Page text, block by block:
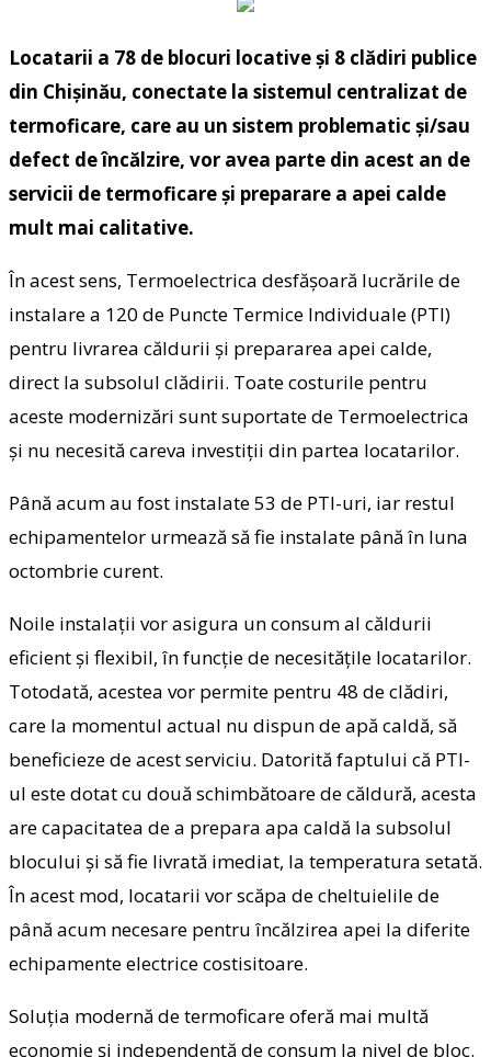
Locatarii a 78 de blocuri locative și 8 clădiri publice
din Chișinău, conectate la sistemul centralizat de
termoficare, care au un sistem problematic și/sau
defect de încălzire, vor avea parte din acest an de
servicii de termoficare și preparare a apei calde
mult mai calitative.
În acest sens, Termoelectrica desfășoară lucrările de
instalare a 120 de Puncte Termice Individuale (PTI)
pentru livrarea căldurii și prepararea apei calde,
direct la subsolul clădirii. Toate costurile pentru
aceste modernizări sunt suportate de Termoelectrica
și nu necesită careva investiții din partea locatarilor.
Până acum au fost instalate 53 de PTI-uri, iar restul
echipamentelor urmează să fie instalate până în luna
octombrie curent.
Noile instalații vor asigura un consum al căldurii
eficient și flexibil, în funcție de necesitățile locatarilor.
Totodată, acestea vor permite pentru 48 de clădiri,
care la momentul actual nu dispun de apă caldă, să
beneficieze de acest serviciu. Datorită faptului că PTI-
ul este dotat cu două schimbătoare de căldură, acesta
are capacitatea de a prepara apa caldă la subsolul
blocului și să fie livrată imediat, la temperatura setată.
În acest mod, locatarii vor scăpa de cheltuielile de
până acum necesare pentru încălzirea apei la diferite
echipamente electrice costisitoare.
Soluția modernă de termoficare oferă mai multă
economie și independență de consum la nivel de bloc.